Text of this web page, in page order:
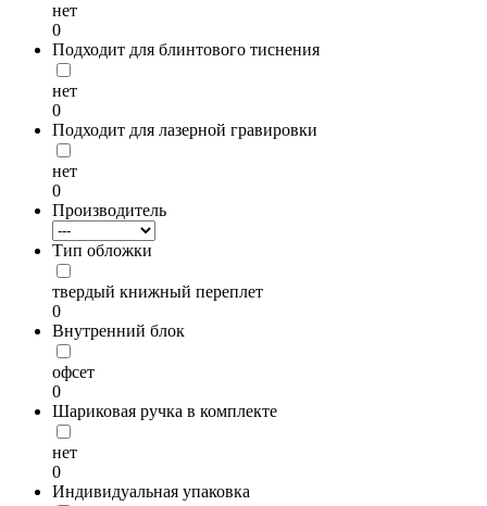
нет
0
Подходит для блинтового тиснения
нет
0
Подходит для лазерной гравировки
нет
0
Производитель
Тип обложки
твердый книжный переплет
0
Внутренний блок
офсет
0
Шариковая ручка в комплекте
нет
0
Индивидуальная упаковка